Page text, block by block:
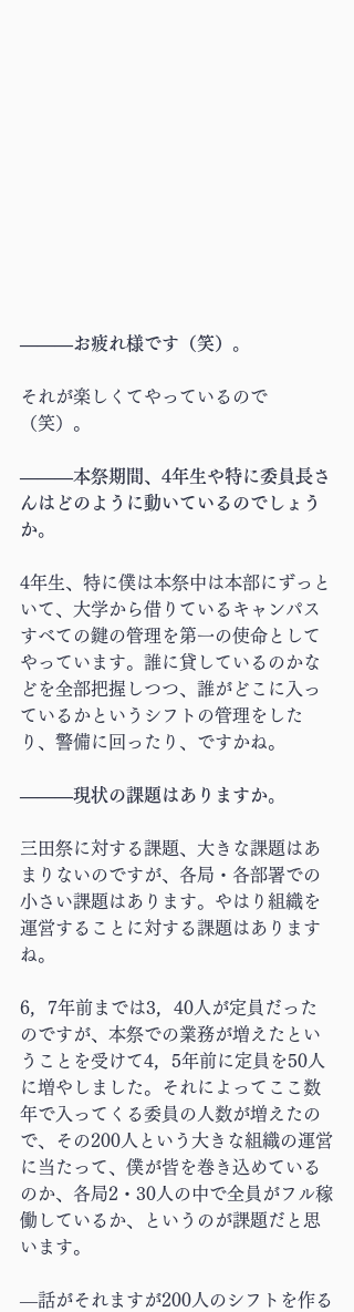
―――お疲れ様です（笑）。
それが楽しくてやっているので
（笑）。
―――本祭期間、4年生や特に委員長さ
んはどのように動いているのでしょう
か。
4年生、特に僕は本祭中は本部にずっと
いて、大学から借りているキャンパス
すべての鍵の管理を第一の使命として
やっています。誰に貸しているのかな
どを全部把握しつつ、誰がどこに入っ
ているかというシフトの管理をした
り、警備に回ったり、ですかね。
―――現状の課題はありますか。
三田祭に対する課題、大きな課題はあ
まりないのですが、各局・各部署での
小さい課題はあります。やはり組織を
運営することに対する課題はあります
ね。
6，7年前までは3，40人が定員だった
のですが、本祭での業務が増えたとい
うことを受けて4，5年前に定員を50人
に増やしました。それによってここ数
年で入ってくる委員の人数が増えたの
で、その200人という大きな組織の運営
に当たって、僕が皆を巻き込めている
のか、各局2・30人の中で全員がフル稼
働しているか、というのが課題だと思
います。
―話がそれますが200人のシフトを作る